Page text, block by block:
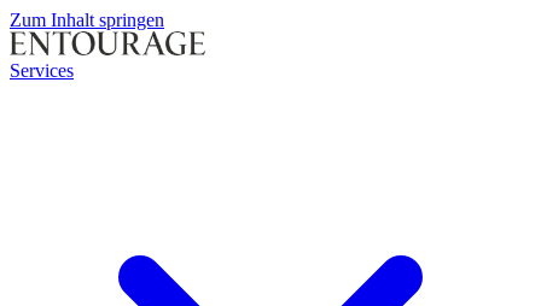
Zum Inhalt springen
Services